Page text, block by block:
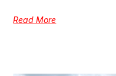
Read More